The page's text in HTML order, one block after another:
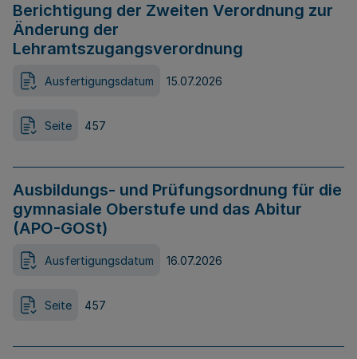
Berichtigung der Zweiten Verordnung zur
Änderung der
Lehramtszugangsverordnung
Ausfertigungsdatum 15.07.2026
Seite 457
Ausbildungs- und Prüfungsordnung für die
gymnasiale Oberstufe und das Abitur
(APO-GOSt)
Ausfertigungsdatum 16.07.2026
Seite 457